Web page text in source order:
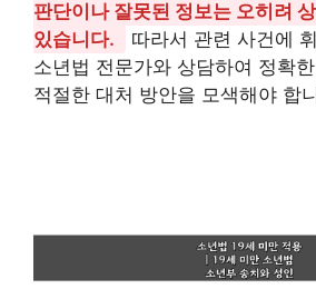
판단이나 잘못된 정보는 오히려
있습니다.
따라서 관련 사건에
소년법 전문가와 상담하여 정확
적절한 대처 방안을 모색해야 합